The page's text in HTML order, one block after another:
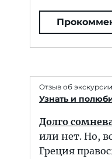
Отзыв об экскурсии
Узнать и
Долго
или нет. Но,
Греция